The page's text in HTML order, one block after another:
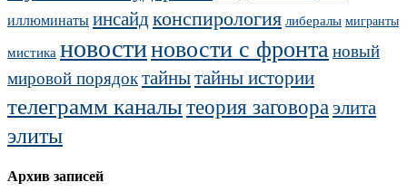
иллюминатыинсайдконспирология либералы мигранты
мистика новостиновости с фронтановый
мировой порядоктайнытайны истории
телеграмм каналытеория заговораэлита
элиты
Архив записей